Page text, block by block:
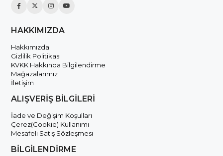
HAKKIMIZDA
Hakkımızda
Gizlilik Politikası
KVKK Hakkında Bilgilendirme
Mağazalarımız
İletişim
ALIŞVERİŞ BİLGİLERİ
İade ve Değişim Koşulları
Çerez(Cookie) Kullanımı
Mesafeli Satış Sözleşmesi
BİLGİLENDİRME